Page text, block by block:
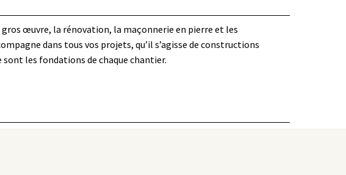
œuvre, la rénovation, la maçonnerie en pierre et les
dans tous vos projets, qu’il s’agisse de constructions
les fondations de chaque chantier.